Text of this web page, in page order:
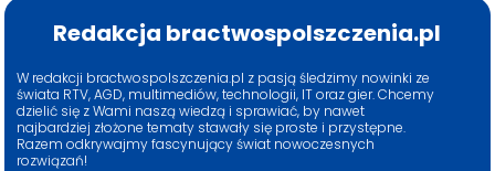
Redakcja bractwospolszczenia.pl
W redakcji bractwospolszczenia.pl z pasją śledzimy nowinki ze
świata RTV, AGD, multimediów, technologii, IT oraz gier. Chcemy
dzielić się z Wami naszą wiedzą i sprawiać, by nawet
najbardziej złożone tematy stawały się proste i przystępne.
Razem odkrywajmy fascynujący świat nowoczesnych
rozwiązań!